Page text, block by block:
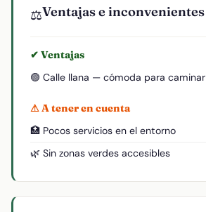
⚖️Ventajas e inconvenientes
✔ Ventajas
🟢 Calle llana — cómoda para caminar
⚠ A tener en cuenta
🏥 Pocos servicios en el entorno
🌿 Sin zonas verdes accesibles